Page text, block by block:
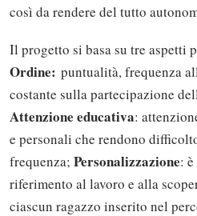
così da rendere del tutto
Il progetto si basa su tre aspetti
Ordine: puntualità, frequenza
costante sulla partecipazione
Attenzione educativa:
e personali che rendono
frequenza; Personalizzazione:
riferimento al lavoro e alla
ciascun ragazzo inserito nel